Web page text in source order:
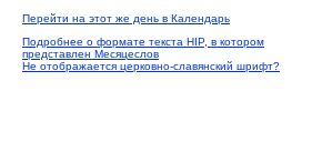
Перейти на этот же день в Календарь
Подробнее о формате текста HIP, в котором
представлен Месяцеслов
Не отображается церковно-славянский шрифт?